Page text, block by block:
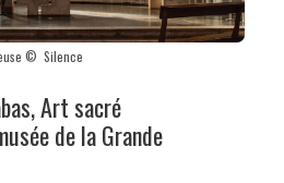
© Silence
Art sacré
de la Grande